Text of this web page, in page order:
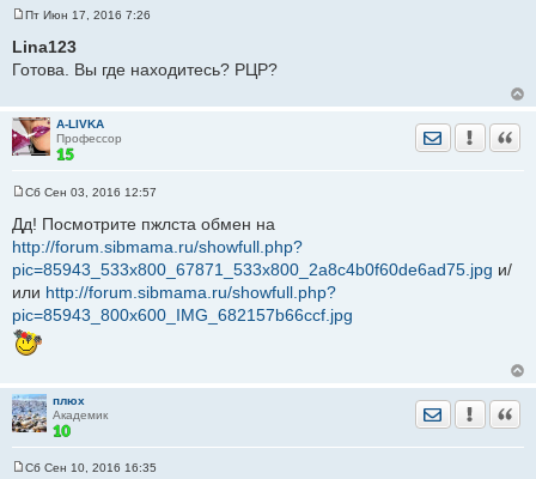
о
о
б
и
е
Пт Июн 17, 2016 7:26
Lina123
Готова. Вы где находитесь? РЦР?
A-LIVKA
Профессор
Отправить
о
б
щ
е
н
е
Сб Сен 03, 2016 12:57
Дд! Посмотрите пжлста обмен на
http://forum.sibmama.ru/showfull.php?
pic=85943_533x800_67871_533x800_2a8c4b0f60de6ad75.jpg и/
или http://forum.sibmama.ru/showfull.php?
pic=85943_800x600_IMG_682157b66ccf.jpg
плюх
Академик
Отправить
Сб Сен 10, 2016 16:35